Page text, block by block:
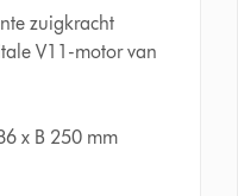
zuigkracht
V11-motor van
x B 250 mm